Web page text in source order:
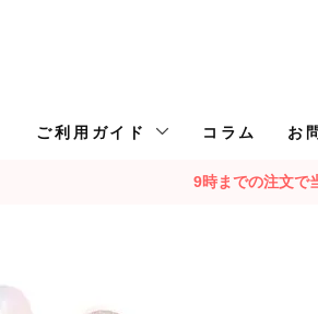
ご利用ガイド コラム お
9時までの注文で